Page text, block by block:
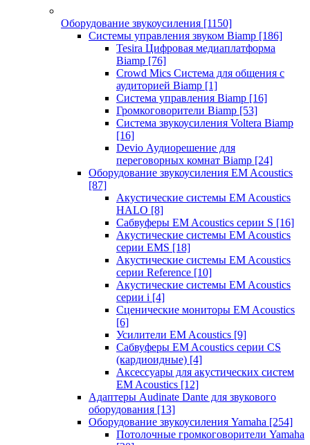
Оборудование звукоусиления [1150]
Системы управления звуком Biamp [186]
Tesira Цифровая медиаплатформа
Biamp [76]
Crowd Mics Система для общения с
аудиторией Biamp [1]
Система управления Biamp [16]
Громкоговорители Biamp [53]
Система звукоусиления Voltera Biamp
[16]
Devio Аудиорешение для
переговорных комнат Biamp [24]
Оборудование звукоусиления EM Acoustics
[87]
Акустические системы EM Acoustics
HALO [8]
Сабвуферы EM Acoustics серии S [16]
Акустические системы EM Acoustics
серии EMS [18]
Акустические системы EM Acoustics
серии Reference [10]
Акустические системы EM Acoustics
серии i [4]
Сценические мониторы EM Acoustics
[6]
Усилители EM Acoustics [9]
Сабвуферы EM Acoustics серии CS
(кардиоидные) [4]
Аксессуары для акустических систем
EM Acoustics [12]
Адаптеры Audinate Dante для звукового
оборудования [13]
Оборудование звукоусиления Yamaha [254]
Потолочные громкоговорители Yamaha